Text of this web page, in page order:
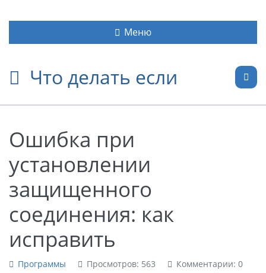
Что делать если
Меню
Ошибка при
установлении
защищенного
соединения: как
исправить
Программы Просмотров: 563
Комментарии: 0